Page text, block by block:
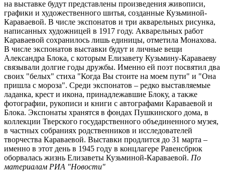
на выставке будут представлены произведения живописи,
графики и художественного шитья, созданные Кузьминой-
Караваевой. В числе экспонатов и три акварельных рисунка,
написанных художницей в 1917 году. Акварельных работ
Караваевой сохранилось лишь единицы, отметила Монахова.
В числе экспонатов выставки будут и личные вещи
Александра Блока, с которым Елизавету Кузьмину-Караваеву
связывали долгие годы дружбы. Именно ей поэт посвятил два
своих "белых" стиха "Когда Вы стоите на моем пути" и "Она
пришла с мороза". Среди экспонатов – редко выставляемые
ладанка, крест и икона, принадлежавшие Блоку, а также
фотографии, рукописи и книги с автографами Караваевой и
Блока. Экспонаты хранятся в фондах Пушкинского дома, в
коллекции Тверского государственного объединенного музея,
в частных собраниях родственников и исследователей
творчества Караваевой. Выставки продлится до 31 марта –
именно в этот день в 1945 году в концлагере Равенсбрюк
оборвалась жизнь Елизаветы Кузьминой-Караваевой. По
материалам РИА "Новости"